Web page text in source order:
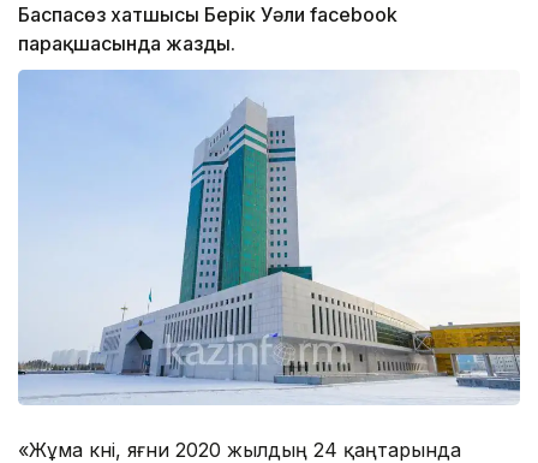
Баспасөз хатшысы Берік Уәли facebook
парақшасында жазды.
«Жұма күні, яғни 2020 жылдың 24 қаңтарында